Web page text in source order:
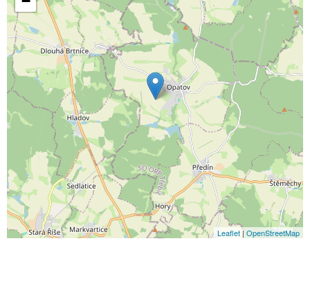
Leaflet | OpenStreetMap